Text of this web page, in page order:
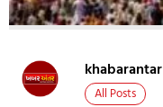
khabarantar
All Posts